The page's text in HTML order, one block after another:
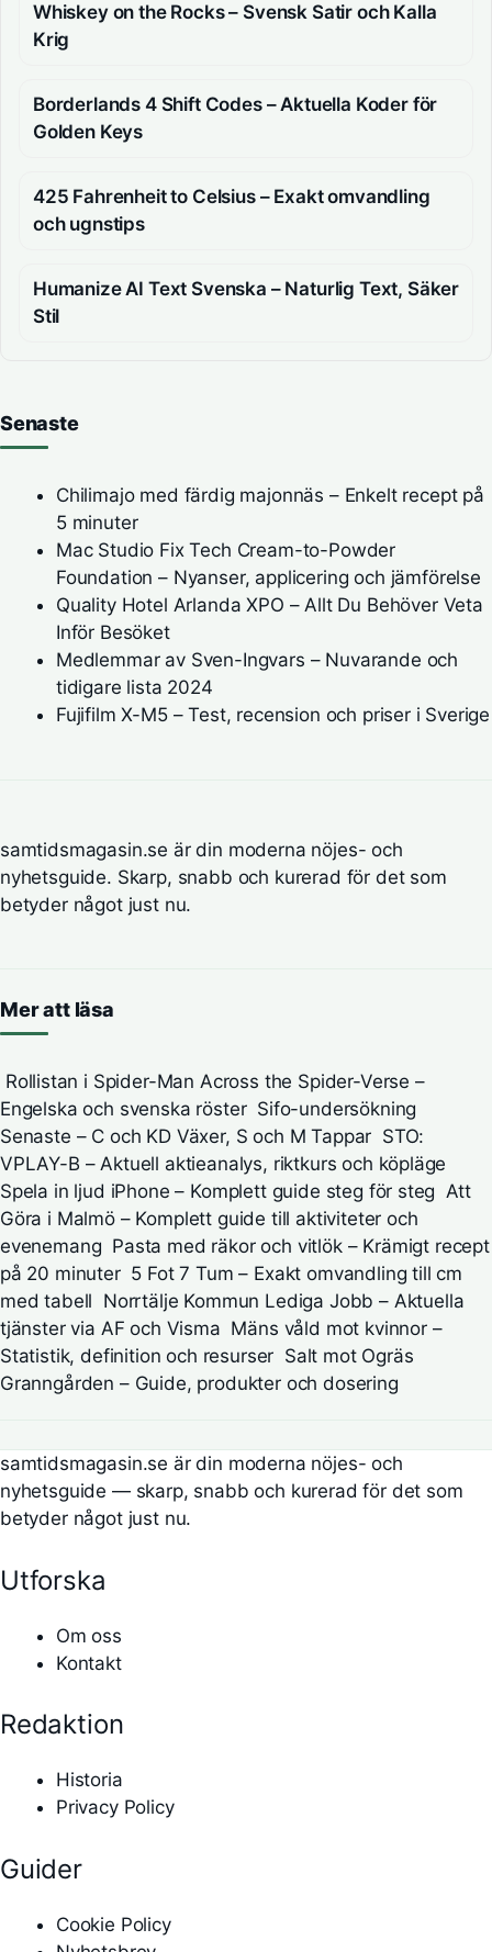
Whiskey on the Rocks – Svensk Satir och Kalla
Krig
Borderlands 4 Shift Codes – Aktuella Koder för
Golden Keys
425 Fahrenheit to Celsius – Exakt omvandling
och ugnstips
Humanize AI Text Svenska – Naturlig Text, Säker
Stil
Senaste
Chilimajo med färdig majonnäs – Enkelt recept på
5 minuter
Mac Studio Fix Tech Cream-to-Powder
Foundation – Nyanser, applicering och jämförelse
Quality Hotel Arlanda XPO – Allt Du Behöver Veta
Inför Besöket
Medlemmar av Sven-Ingvars – Nuvarande och
tidigare lista 2024
Fujifilm X-M5 – Test, recension och priser i Sverige
samtidsmagasin.se är din moderna nöjes- och
nyhetsguide. Skarp, snabb och kurerad för det som
betyder något just nu.
Mer att läsa
Rollistan i Spider-Man Across the Spider-Verse –
Engelska och svenska röster Sifo-undersökning
Senaste – C och KD Växer, S och M Tappar STO:
VPLAY-B – Aktuell aktieanalys, riktkurs och köpläge
Spela in ljud iPhone – Komplett guide steg för steg Att
Göra i Malmö – Komplett guide till aktiviteter och
evenemang Pasta med räkor och vitlök – Krämigt recept
på 20 minuter 5 Fot 7 Tum – Exakt omvandling till cm
med tabell Norrtälje Kommun Lediga Jobb – Aktuella
tjänster via AF och Visma Mäns våld mot kvinnor –
Statistik, definition och resurser Salt mot Ogräs
Granngården – Guide, produkter och dosering
samtidsmagasin.se är din moderna nöjes- och
nyhetsguide — skarp, snabb och kurerad för det som
betyder något just nu.
Utforska
Om oss
Kontakt
Redaktion
Historia
Privacy Policy
Guider
Cookie Policy